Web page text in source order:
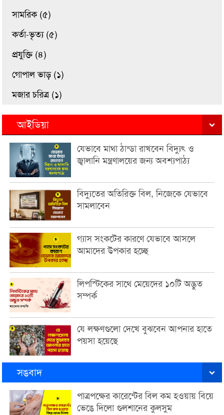
সামরিক (৫)
কর্তা-ভৃত্য (৫)
প্রযুক্তি (৪)
গোপাল ভাড় (১)
মজার চরিত্র (১)
আইডিয়া
যেভাবে মাথা ঠান্ডা রাখবেন বিদ্যুৎ ও
জ্বালানি মন্ত্রণালয়ের জন্য অবশ্যপাঠ্য
বিদ্যুতের অতিরিক্ত বিল, নিজেকে যেভাবে
সামলাবেন
গ্যাস সংকটের কারণে যেভাবে আসলে
আমাদের উপকার হচ্ছে
লিপস্টিকের সাথে মেয়েদের ১০টি অদ্ভুত
সম্পর্ক
যে লক্ষণগুলো দেখে বুঝবেন আপনার হাতে
পয়সা হয়েছে
সঙবাদ
পাত্রপক্ষের কারেন্টের বিল কম হওয়ায় বিয়ে
ভেঙে দিলো গুলশানের কুলসুম